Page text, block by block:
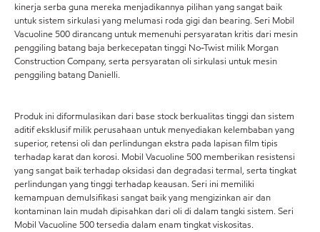
kinerja serba guna mereka menjadikannya pilihan yang sangat baik
untuk sistem sirkulasi yang melumasi roda gigi dan bearing. Seri Mobil
Vacuoline 500 dirancang untuk memenuhi persyaratan kritis dari mesin
penggiling batang baja berkecepatan tinggi No-Twist milik Morgan
Construction Company, serta persyaratan oli sirkulasi untuk mesin
penggiling batang Danielli.
Produk ini diformulasikan dari base stock berkualitas tinggi dan sistem
aditif eksklusif milik perusahaan untuk menyediakan kelembaban yang
superior, retensi oli dan perlindungan ekstra pada lapisan film tipis
terhadap karat dan korosi. Mobil Vacuoline 500 memberikan resistensi
yang sangat baik terhadap oksidasi dan degradasi termal, serta tingkat
perlindungan yang tinggi terhadap keausan. Seri ini memiliki
kemampuan demulsifikasi sangat baik yang mengizinkan air dan
kontaminan lain mudah dipisahkan dari oli di dalam tangki sistem. Seri
Mobil Vacuoline 500 tersedia dalam enam tingkat viskositas.